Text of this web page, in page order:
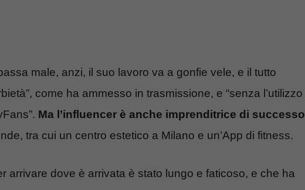
male, anzi, il suo lavoro va a gonfie vele, e il tutto
come ha ammesso in trasmissione, e “senza l’utilizzo
Ma l’influencer è anche imprenditrice di successo
tra cui un centro estetico a Milano e un’App di fitness.
arrivare dove è arrivata è stato lungo e faticoso, e che ha